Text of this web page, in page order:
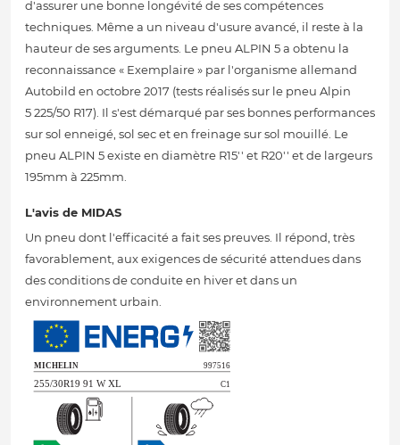
d'assurer une bonne longévité de ses compétences
techniques. Même a un niveau d'usure avancé, il reste à la
hauteur de ses arguments. Le pneu ALPIN 5 a obtenu la
reconnaissance « Exemplaire » par l'organisme allemand
Autobild en octobre 2017 (tests réalisés sur le pneu Alpin
5 225/50 R17). Il s'est démarqué par ses bonnes performances
sur sol enneigé, sol sec et en freinage sur sol mouillé. Le
pneu ALPIN 5 existe en diamètre R15'' et R20'' et de largeurs
195mm à 225mm.
L'avis de MIDAS
Un pneu dont l'efficacité a fait ses preuves. Il répond, très
favorablement, aux exigences de sécurité attendues dans
des conditions de conduite en hiver et dans un
environnement urbain.